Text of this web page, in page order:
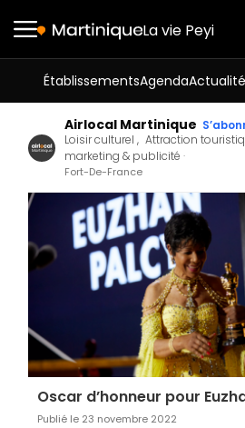
La vie Peyi
ÉtablissementsAgenda
Airlocal Martinique
Loisir culturel Attraction
marketing & publicité
Fort-De-France
Oscar d’honneur pour
Publié le 23 novembre 2022